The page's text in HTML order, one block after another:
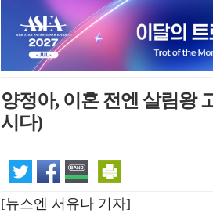
양정아, 이혼 전엔 살림왕
시다)
[뉴스엔 서유나 기자]